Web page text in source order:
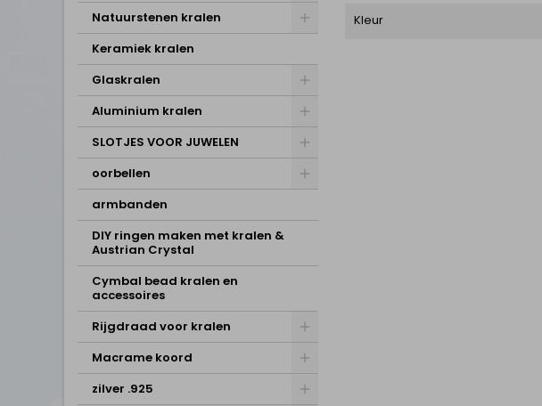
Natuurstenen kralen
Keramiek kralen
Glaskralen
Aluminium kralen
SLOTJES VOOR JUWELEN
oorbellen
armbanden
DIY ringen maken met kralen &
Austrian Crystal
Cymbal bead kralen en
accessoires
Rijgdraad voor kralen
Macrame koord
zilver .925
Kleur